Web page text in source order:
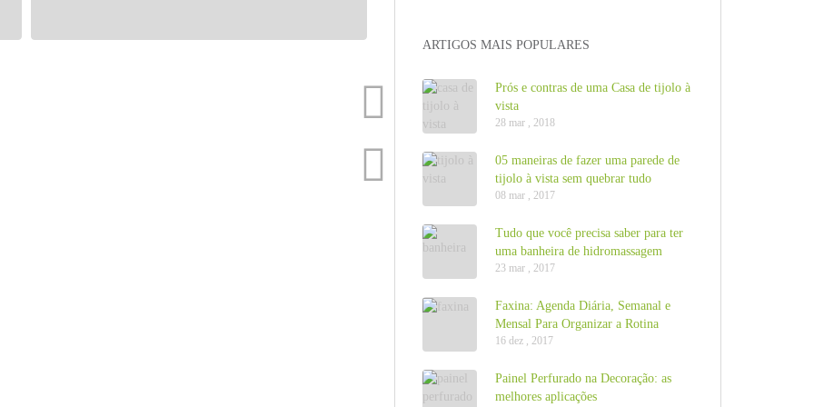
ARTIGOS MAIS POPULARES
Prós e contras de uma Casa de tijolo à
vista
28 mar , 2018
05 maneiras de fazer uma parede de
tijolo à vista sem quebrar tudo
08 mar , 2017
Tudo que você precisa saber para ter
uma banheira de hidromassagem
23 mar , 2017
Faxina: Agenda Diária, Semanal e
Mensal Para Organizar a Rotina
16 dez , 2017
Painel Perfurado na Decoração: as
melhores aplicações